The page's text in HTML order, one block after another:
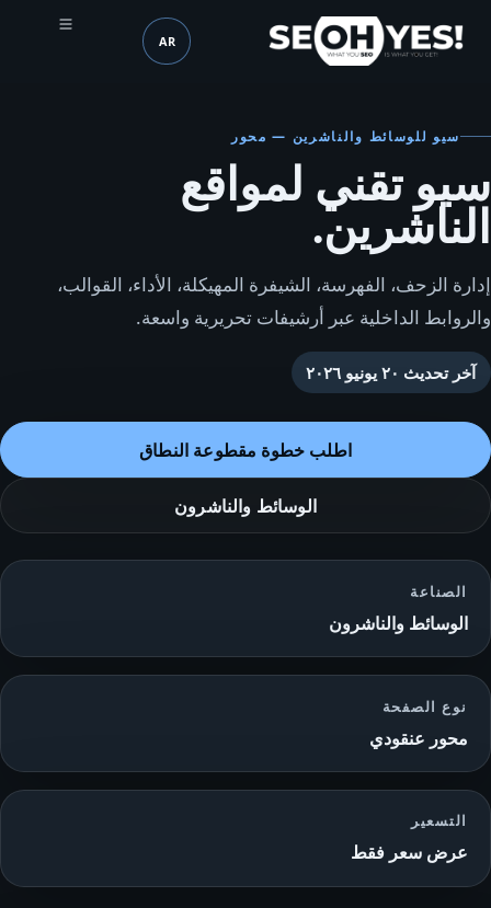
SEOH اللغة (mobile header)
AR
سيو للوسائط والناشرين — محور
سيو تقني لمواقع
الناشرين.
إدارة الزحف، الفهرسة، الشيفرة المهيكلة، الأداء، القوالب،
والروابط الداخلية عبر أرشيفات تحريرية واسعة.
آخر تحديث ٢٠ يونيو ٢٠٢٦
اطلب خطوة مقطوعة النطاق
الوسائط والناشرون
الصناعة
الوسائط والناشرون
نوع الصفحة
محور عنقودي
التسعير
عرض سعر فقط